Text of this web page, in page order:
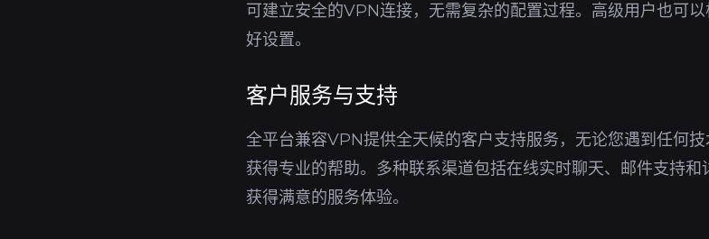
可建立安全的VPN连接，无需复杂的配置过程。高级用户也可
好设置。
客户服务与支持
全平台兼容VPN提供全天候的客户支持服务，无论您遇到任何
获得专业的帮助。多种联系渠道包括在线实时聊天、邮件支持
获得满意的服务体验。